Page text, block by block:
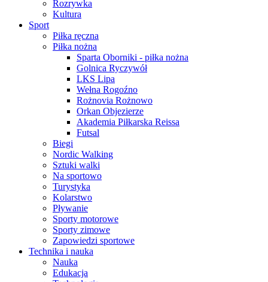
Rozrywka
Kultura
Sport
Piłka ręczna
Piłka nożna
Sparta Oborniki - piłka nożna
Golnica Ryczywół
LKS Lipa
Wełna Rogoźno
Rożnovia Rożnowo
Orkan Objezierze
Akademia Piłkarska Reissa
Futsal
Biegi
Nordic Walking
Sztuki walki
Na sportowo
Turystyka
Kolarstwo
Pływanie
Sporty motorowe
Sporty zimowe
Zapowiedzi sportowe
Technika i nauka
Nauka
Edukacja